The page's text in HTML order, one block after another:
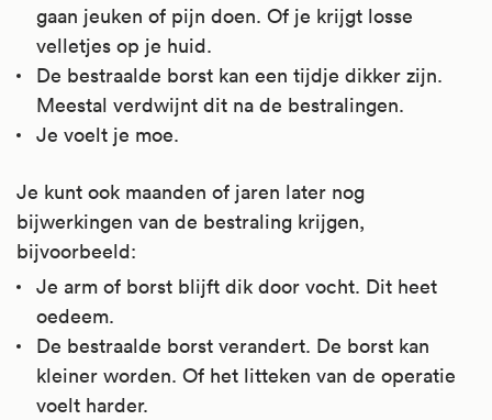
gaan jeuken of pijn doen. Of je krijgt losse
velletjes op je huid.
De bestraalde borst kan een tijdje dikker zijn.
Meestal verdwijnt dit na de bestralingen.
Je voelt je moe.
Je kunt ook maanden of jaren later nog
bijwerkingen van de bestraling krijgen,
bijvoorbeeld:
Je arm of borst blijft dik door vocht. Dit heet
oedeem.
De bestraalde borst verandert. De borst kan
kleiner worden. Of het litteken van de operatie
voelt harder.